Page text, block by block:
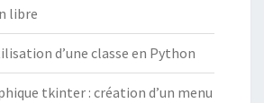
libre
d’une classe en Python
tkinter : création d’un menu